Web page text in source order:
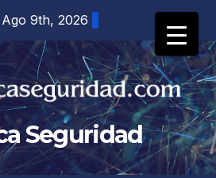
9th, 2026
Seguridad